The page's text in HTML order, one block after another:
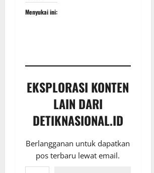
Menyukai ini:
EKSPLORASI KONTEN
LAIN DARI
DETIKNASIONAL.ID
Berlangganan untuk dapatkan
pos terbaru lewat email.
Ketikkan email Anda...